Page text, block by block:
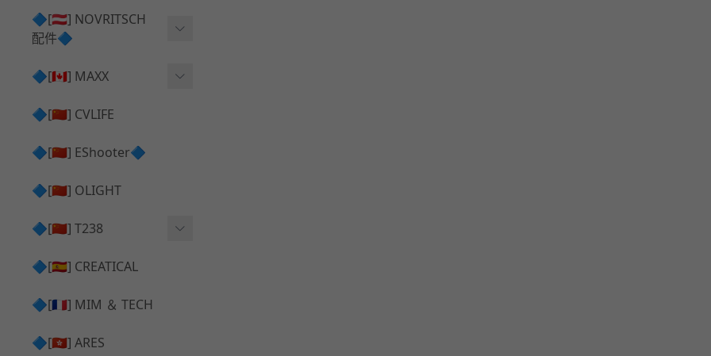
披肩 ⧸ Shoulder Piece
onie
腰包 ⧸ 萬用包
HPA 氣瓶袋 ⧸ 水袋包
手槍 彈匣用
闊邊帽 ⧸ Boonie Hat
戰術背心+前掛 ⧸ Plate Car
rier+Flap
tlebelt
護目鏡 ⧸ 除霧器
腰帶 ⧸ 腿掛
🔷[🇦🇹] NOVRITSCH
配件🔷
✅ 快拔槍套 ⧸ 槍背帶
✅ 槍架 ⧸ 訓練靶具 ⧸ 工具
🔷[🇨🇦] MAXX
AEG 活塞頭 ⧸ AEG Piston
HOP座 ⧸ HOP-UP
競速扳機 ⧸ Speed Trigger
彈匣釋放鈕 ⧸ Mag Releas
推嘴 ⧸ Nozzle
🔷[🇨🇳] CVLIFE
🔷[🇨🇳] EShooter🔷
🔷[🇨🇳] OLIGHT
🔷[🇨🇳] T238
電子扳機
發光器
🔷[🇪🇸] CREATICAL
🔷[🇫🇷] MIM ＆ TECH
🔷[🇭🇰] ARES